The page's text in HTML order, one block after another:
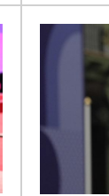
宜更脫下
上面簽名